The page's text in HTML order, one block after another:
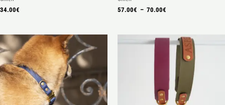
34.00€ 57.00€ – 70.00€
Plage
de
prix :
27.00€
à
32.00€
Plage
de
prix :
40.00€
44.00€